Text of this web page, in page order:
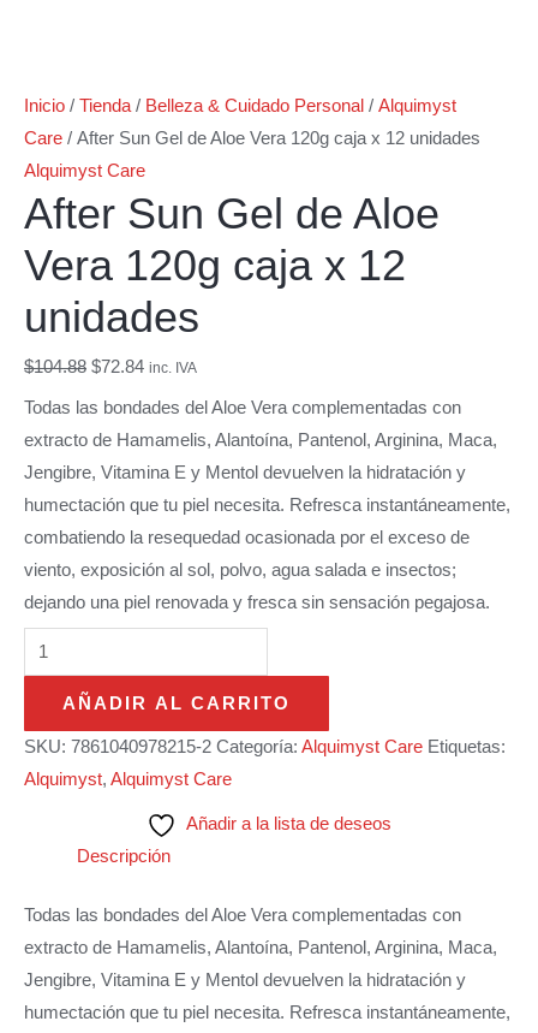
Inicio / Tienda / Belleza & Cuidado Personal / Alquimyst
Care / After Sun Gel de Aloe Vera 120g caja x 12 unidades
Alquimyst Care
After Sun Gel de Aloe
Vera 120g caja x 12
unidades
$104.88 $72.84 inc. IVA
Todas las bondades del Aloe Vera complementadas con
extracto de Hamamelis, Alantoína, Pantenol, Arginina, Maca,
Jengibre, Vitamina E y Mentol devuelven la hidratación y
humectación que tu piel necesita. Refresca instantáneamente,
combatiendo la resequedad ocasionada por el exceso de
viento, exposición al sol, polvo, agua salada e insectos;
dejando una piel renovada y fresca sin sensación pegajosa.
AÑADIR AL CARRITO
SKU: 7861040978215-2 Categoría: Alquimyst Care Etiquetas:
Alquimyst, Alquimyst Care
Añadir a la lista de deseos
Descripción
Todas las bondades del Aloe Vera complementadas con
extracto de Hamamelis, Alantoína, Pantenol, Arginina, Maca,
Jengibre, Vitamina E y Mentol devuelven la hidratación y
humectación que tu piel necesita. Refresca instantáneamente,